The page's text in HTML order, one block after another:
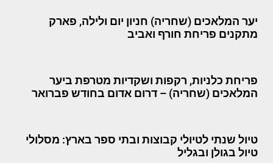
יער המלאכים (שחריה) חניון יום ולילה, פארק
מתקנים פריחת חורף ואביב
פריחת כלניות, רקפות ושקדיות מטרפת ביער
המלאכים (שחריה) – דרום אדום בחודש פברואר
טיול שנתי לטיולי קבוצות ובתי ספר בארץ: מסלולי
טיול בגולן ובגליל